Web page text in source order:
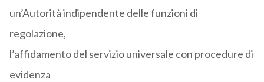
un’Autorità indipendente delle funzioni di
regolazione,
l’affidamento del servizio universale con procedure di
evidenza